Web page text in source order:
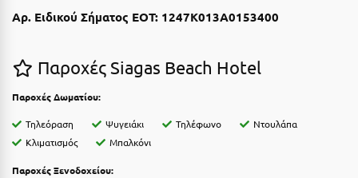
Καρδίτσα
Καρπενήσι
Κάρυστος
Κάσος
Κασσάνδρα
Αρ. Ειδικού Σήματος ΕΟΤ: 1247K013A0153400
Παροχές Siagas Beach Hotel
Παροχές Δωματίου:
Τηλεόραση Ψυγειάκι Τηλέφωνο
Ντουλάπα
Κλιματισμός
Μπαλκόνι
Παροχές Ξενοδοχείου: